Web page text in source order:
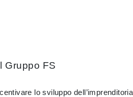
Gruppo FS
lo sviluppo